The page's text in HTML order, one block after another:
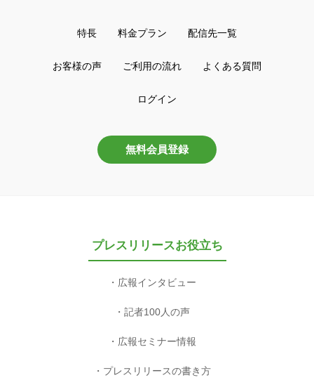
特長 料金プラン 配信先一覧
お客様の声 ご利用の流れ よくある質問
ログイン
無料会員登録
プレスリリースお役立ち
広報インタビュー
記者100人の声
広報セミナー情報
プレスリリースの書き方